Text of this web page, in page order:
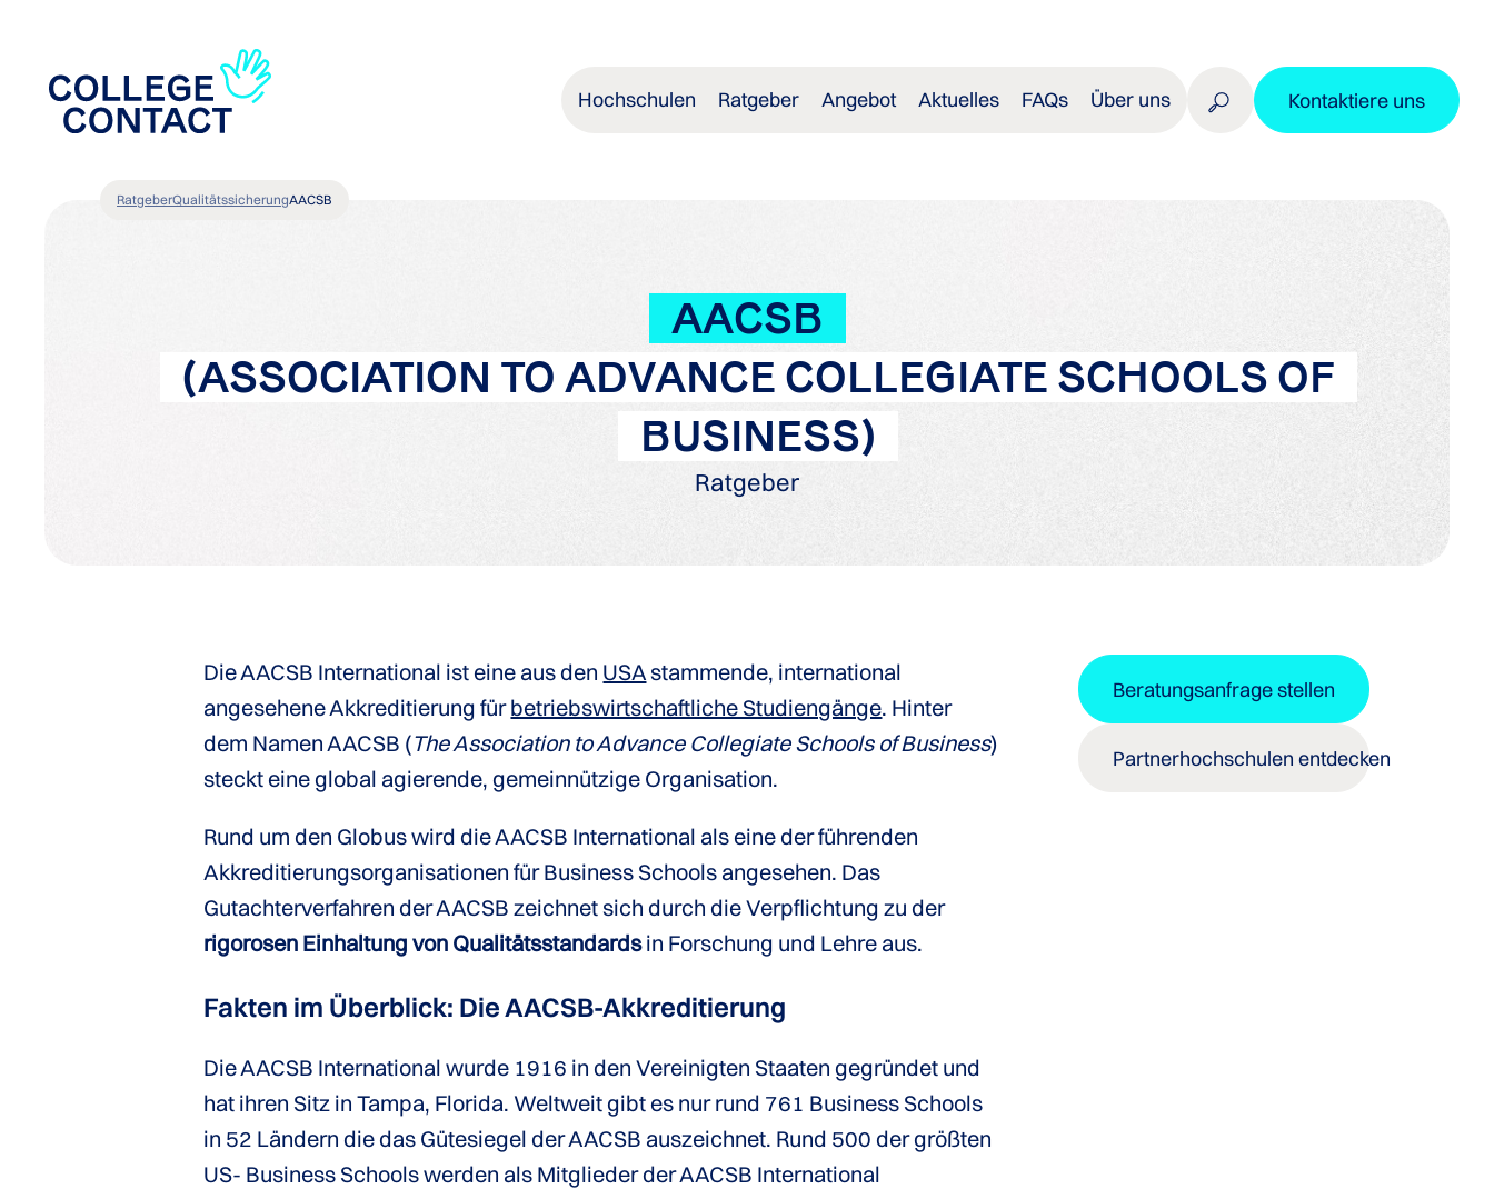
Hochschulen Ratgeber Angebot Aktuelles FAQs Über uns Kontaktiere uns
RatgeberQualitätssicherungAACSB
AACSB
(ASSOCIATION TO ADVANCE COLLEGIATE SCHOOLS OF
BUSINESS)
Ratgeber
Die AACSB International ist eine aus den USAstammende, international
angesehene Akkreditierung fürbetriebswirtschaftliche Studiengänge. Hinter
dem Namen AACSB (The Association to Advance Collegiate Schools of Business)
steckt eine global agierende, gemeinnützige Organisation.
Rund um den Globus wird die AACSB International als eine der führenden
Akkreditierungsorganisationen für Business Schools angesehen. Das
Gutachterverfahren der AACSB zeichnet sich durch die Verpflichtung zu der
rigorosen Einhaltung von Qualitätsstandardsin Forschung und Lehre aus.
Fakten im Überblick: Die AACSB-­Akkreditierung
Die AACSB International wurde 1916 in den Vereinigten Staaten gegründet und
hat ihren Sitz in Tampa, Florida. Weltweit gibt es nur rund 761 Business Schools
in 52 Ländern die das Gütesiegel der AACSB auszeichnet. Rund 500 der größten
US- Business Schools werden als Mitglieder der AACSB International
Beratungsanfrage stellen
Partnerhochschulen entdecken